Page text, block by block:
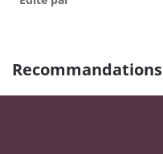
Recommandations